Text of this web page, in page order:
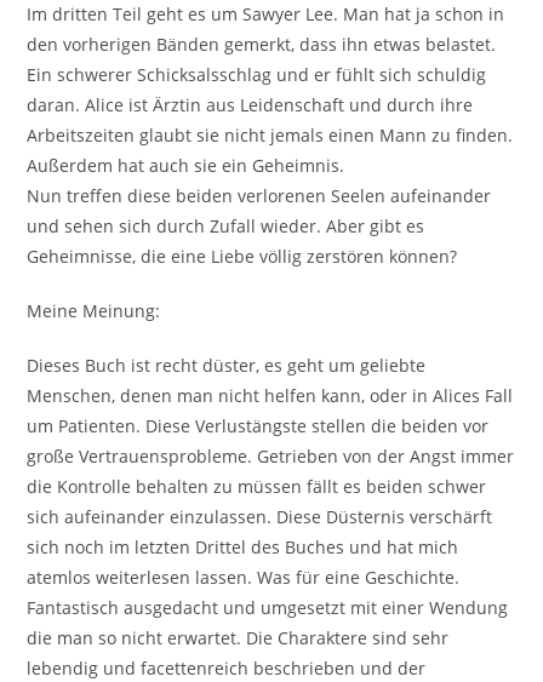
Im dritten Teil geht es um Sawyer Lee. Man hat ja schon in
den vorherigen Bänden gemerkt, dass ihn etwas belastet.
Ein schwerer Schicksalsschlag und er fühlt sich schuldig
daran. Alice ist Ärztin aus Leidenschaft und durch ihre
Arbeitszeiten glaubt sie nicht jemals einen Mann zu finden.
Außerdem hat auch sie ein Geheimnis.
Nun treffen diese beiden verlorenen Seelen aufeinander
und sehen sich durch Zufall wieder. Aber gibt es
Geheimnisse, die eine Liebe völlig zerstören können?
Meine Meinung:
Dieses Buch ist recht düster, es geht um geliebte
Menschen, denen man nicht helfen kann, oder in Alices Fall
um Patienten. Diese Verlustängste stellen die beiden vor
große Vertrauensprobleme. Getrieben von der Angst immer
die Kontrolle behalten zu müssen fällt es beiden schwer
sich aufeinander einzulassen. Diese Düsternis verschärft
sich noch im letzten Drittel des Buches und hat mich
atemlos weiterlesen lassen. Was für eine Geschichte.
Fantastisch ausgedacht und umgesetzt mit einer Wendung
die man so nicht erwartet. Die Charaktere sind sehr
lebendig und facettenreich beschrieben und der